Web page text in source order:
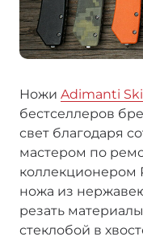
Ножи Adimanti
бестселлеров
свет благодаря
мастером по
коллекционером
ножа из
резать
стеклобой в